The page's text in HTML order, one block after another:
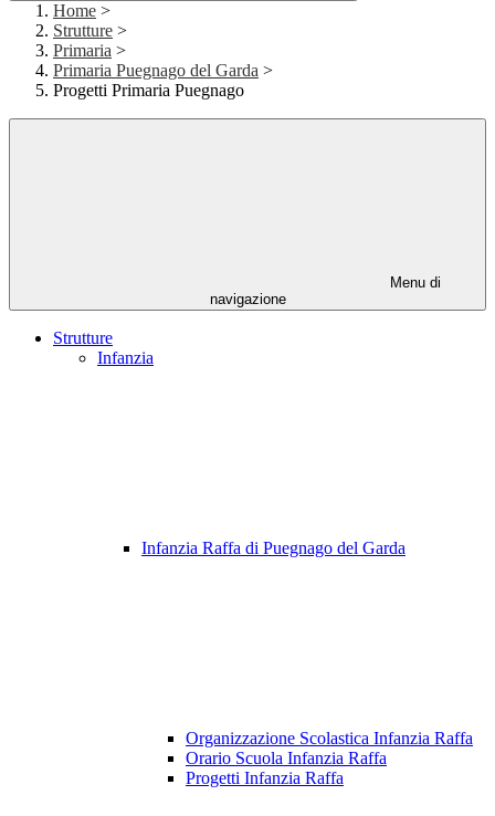
Home >
Strutture >
Primaria >
Primaria Puegnago del Garda >
Progetti Primaria Puegnago
Menu di
navigazione
Strutture
Infanzia
Infanzia Raffa di Puegnago del Garda
Organizzazione Scolastica Infanzia Raffa
Orario Scuola Infanzia Raffa
Progetti Infanzia Raffa